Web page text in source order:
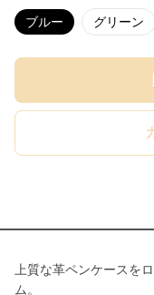
ブルー グリーン
上質な革ペンケースを
ム。